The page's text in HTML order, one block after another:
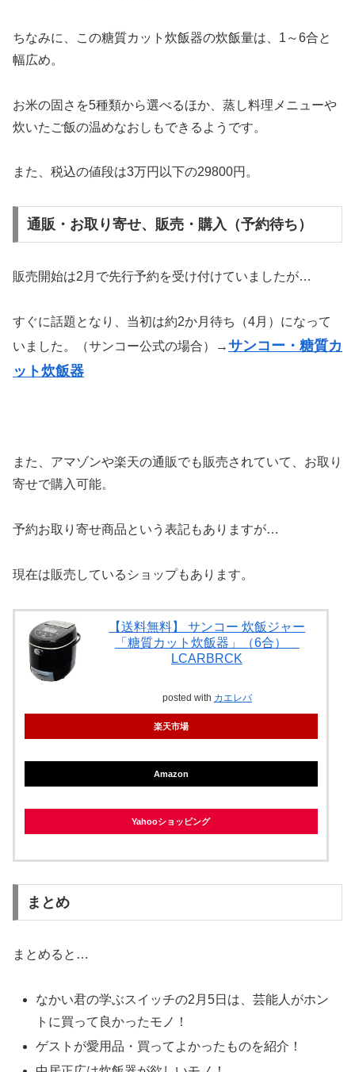
ちなみに、この糖質カット炊飯器の炊飯量は、1～6合と
幅広め。
お米の固さを5種類から選べるほか、蒸し料理メニューや
炊いたご飯の温めなおしもできるようです。
また、税込の値段は3万円以下の29800円。
通販・お取り寄せ、販売・購入（予約待ち）
販売開始は2月で先行予約を受け付けていましたが…
すぐに話題となり、当初は約2か月待ち（4月）になって
いました。（サンコー公式の場合）→サンコー・糖質カ
ット炊飯器
また、アマゾンや楽天の通販でも販売されていて、お取り
寄せで購入可能。
予約お取り寄せ商品という表記もありますが…
現在は販売しているショップもあります。
【送料無料】 サンコー 炊飯ジャー
「糖質カット炊飯器」（6合）
LCARBRCK
posted with カエレバ
楽天市場
Amazon
Yahooショッピング
まとめ
まとめると…
なかい君の学ぶスイッチの2月5日は、芸能人がホン
トに買って良かったモノ！
ゲストが愛用品・買ってよかったものを紹介！